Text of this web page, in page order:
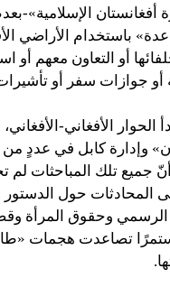
أفغانستان الإسلامية»-
باستخدام الأراضي
أو التعاون معهم أو
أو جوازات سفر أو
الحوار الأفغاني-
وإدارة كابل في عددٍ
جميع تلك المباحثات لم
المحادثات حول الدستور
الرسمي وحقوق المرأة
مستمرًا تصاعدت هجمات